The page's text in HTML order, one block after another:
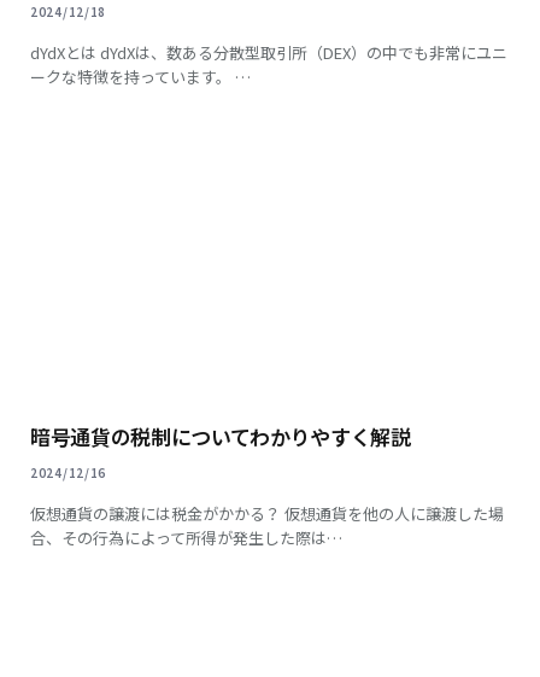
2024/12/18
dYdXとは dYdXは、数ある分散型取引所（DEX）の中でも非常にユニ
ークな特徴を持っています。 …
暗号通貨の税制についてわかりやすく解説
2024/12/16
仮想通貨の譲渡には税金がかかる？ 仮想通貨を他の人に譲渡した場
合、その行為によって所得が発生した際は…